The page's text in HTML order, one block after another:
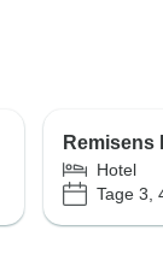
Remisens
Hotel
Tage 3,